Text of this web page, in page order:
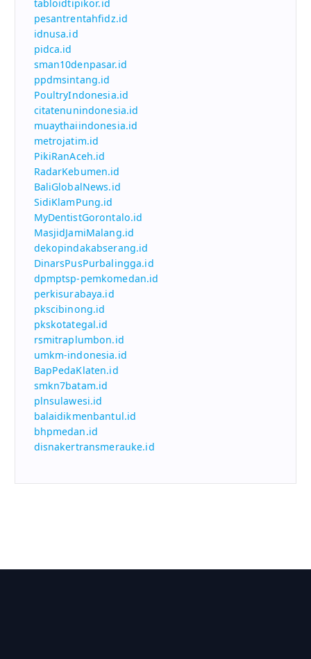
tabloidtipikor.id
pesantrentahfidz.id
idnusa.id
pidca.id
sman10denpasar.id
ppdmsintang.id
PoultryIndonesia.id
citatenunindonesia.id
muaythaiindonesia.id
metrojatim.id
PikiRanAceh.id
RadarKebumen.id
BaliGlobalNews.id
SidiKlamPung.id
MyDentistGorontalo.id
MasjidJamiMalang.id
dekopindakabserang.id
DinarsPusPurbalingga.id
dpmptsp-pemkomedan.id
perkisurabaya.id
pkscibinong.id
pkskotategal.id
rsmitraplumbon.id
umkm-indonesia.id
BapPedaKlaten.id
smkn7batam.id
plnsulawesi.id
balaidikmenbantul.id
bhpmedan.id
disnakertransmerauke.id